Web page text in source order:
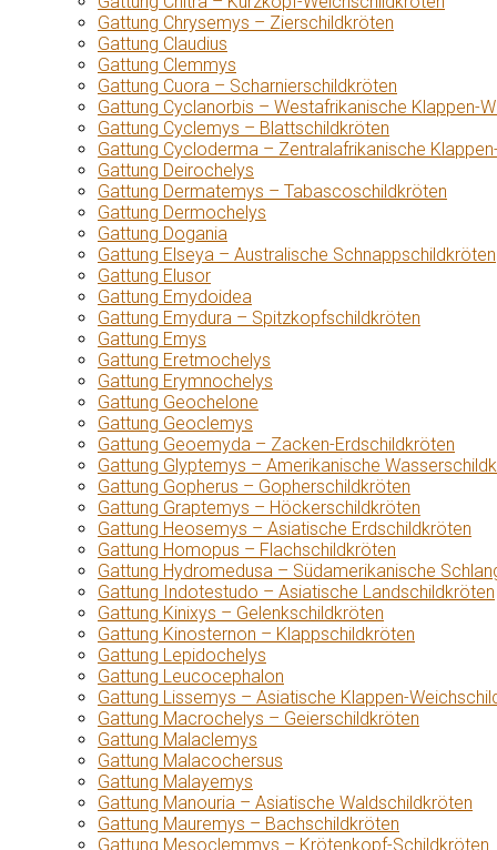
Gattung Chrysemys – Zierschildkröten
Gattung Claudius
Gattung Clemmys
Gattung Cuora – Scharnierschildkröten
Gattung Cyclanorbis – Westafrikanische Klappen-
Gattung Cyclemys – Blattschildkröten
Gattung Cycloderma – Zentralafrikanische
Gattung Deirochelys
Gattung Dermatemys – Tabascoschildkröten
Gattung Dermochelys
Gattung Dogania
Gattung Elseya – Australische Schnappschildkröten
Gattung Elusor
Gattung Emydoidea
Gattung Emydura – Spitzkopfschildkröten
Gattung Emys
Gattung Eretmochelys
Gattung Erymnochelys
Gattung Geochelone
Gattung Geoclemys
Gattung Geoemyda – Zacken-Erdschildkröten
Gattung Glyptemys – Amerikanische
Gattung Gopherus – Gopherschildkröten
Gattung Graptemys – Höckerschildkröten
Gattung Heosemys – Asiatische Erdschildkröten
Gattung Homopus – Flachschildkröten
Gattung Hydromedusa – Südamerikanische
Gattung Indotestudo – Asiatische Landschildkröten
Gattung Kinixys – Gelenkschildkröten
Gattung Kinosternon – Klappschildkröten
Gattung Lepidochelys
Gattung Leucocephalon
Gattung Lissemys – Asiatische Klappen-
Gattung Macrochelys – Geierschildkröten
Gattung Malaclemys
Gattung Malacochersus
Gattung Malayemys
Gattung Manouria – Asiatische Waldschildkröten
Gattung Mauremys – Bachschildkröten
Gattung Mesoclemmys – Krötenkopf-Schildkröten